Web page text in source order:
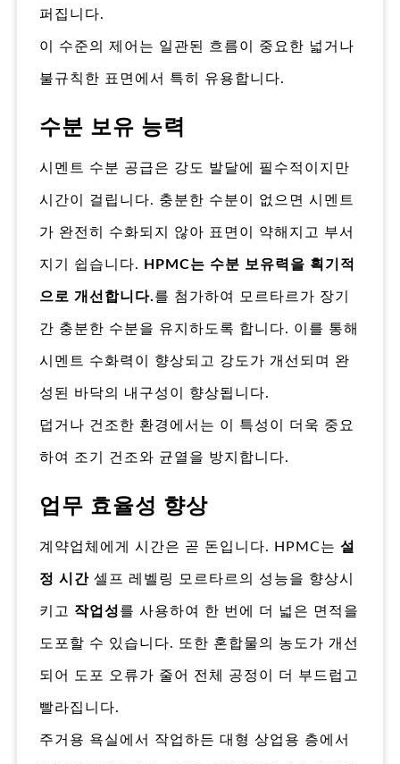
퍼집니다.
이 수준의 제어는 일관된 흐름이 중요한 넓거나
불규칙한 표면에서 특히 유용합니다.
수분 보유 능력
시멘트 수분 공급은 강도 발달에 필수적이지만
시간이 걸립니다. 충분한 수분이 없으면 시멘트
가 완전히 수화되지 않아 표면이 약해지고 부서
지기 쉽습니다. HPMC는 수분 보유력을 획기적
으로 개선합니다.를 첨가하여 모르타르가 장기
간 충분한 수분을 유지하도록 합니다. 이를 통해
시멘트 수화력이 향상되고 강도가 개선되며 완
성된 바닥의 내구성이 향상됩니다.
덥거나 건조한 환경에서는 이 특성이 더욱 중요
하여 조기 건조와 균열을 방지합니다.
업무 효율성 향상
계약업체에게 시간은 곧 돈입니다. HPMC는 설
정 시간 셀프 레벨링 모르타르의 성능을 향상시
키고 작업성를 사용하여 한 번에 더 넓은 면적을
도포할 수 있습니다. 또한 혼합물의 농도가 개선
되어 도포 오류가 줄어 전체 공정이 더 부드럽고
빨라집니다.
주거용 욕실에서 작업하든 대형 상업용 층에서